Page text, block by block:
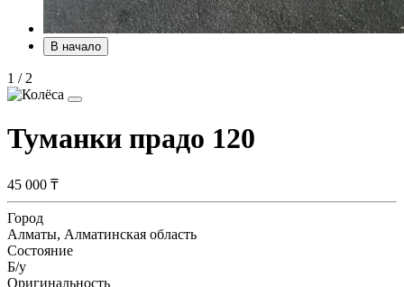
В начало
1 / 2
Туманки прадо 120
45 000 ₸
Город
Алматы, Алматинская область
Состояние
Б/y
Оригинальность